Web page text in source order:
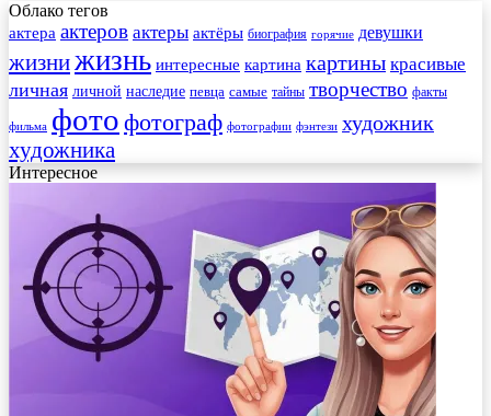
Облако тегов
актера актеров актеры актёры биография горячие девушки
жизнижизнь интересные картина картины красивые
личная личной наследие певца самые тайны творчество факты
фильма фото фотограф фотографии фэнтези художник
художника
Интересное